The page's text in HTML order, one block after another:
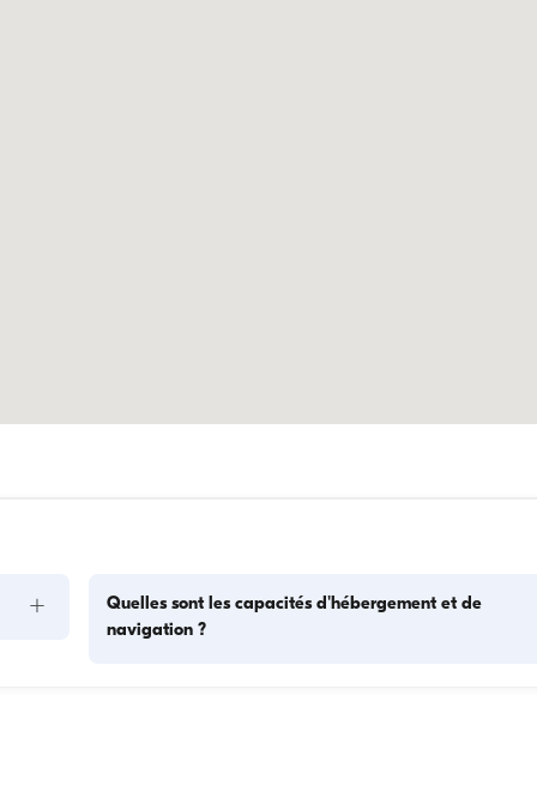
+
Quelles sont les capacités d'hébergement et de
navigation ?